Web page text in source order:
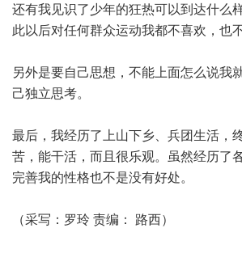
还有我见识了少年的狂热可以到达什么
此以后对任何群众运动我都不喜欢，也
另外是要自己思想，不能上面怎么说我
己独立思考。
最后，我经历了上山下乡、兵团生活，
苦，能干活，而且很乐观。虽然经历了
完善我的性格也不是没有好处。
（采写：罗玲 责编： 路西）